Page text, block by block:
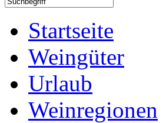
Startseite
Weingüter
Urlaub
Weinregionen